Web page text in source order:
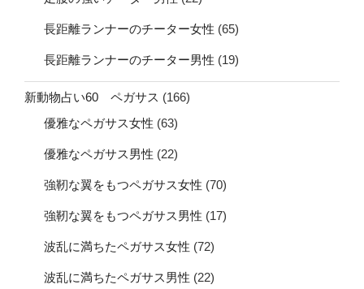
長距離ランナーのチーター女性 (65)
長距離ランナーのチーター男性 (19)
新動物占い60 ペガサス (166)
優雅なペガサス女性 (63)
優雅なペガサス男性 (22)
強靭な翼をもつペガサス女性 (70)
強靭な翼をもつペガサス男性 (17)
波乱に満ちたペガサス女性 (72)
波乱に満ちたペガサス男性 (22)